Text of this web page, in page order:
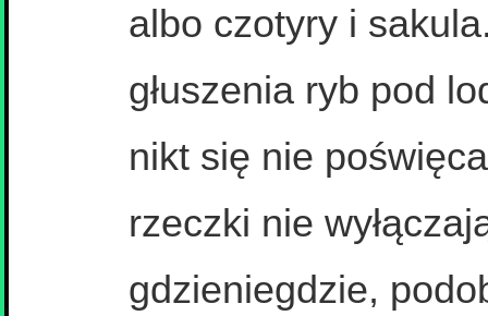
albo czotyry i
głuszenia ryb pod
nikt się nie
rzeczki nie
gdzieniegdzie,